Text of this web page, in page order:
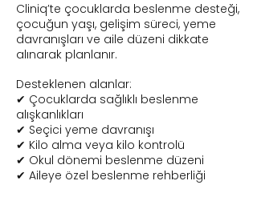
Cliniq’te çocuklarda beslenme desteği,
çocuğun yaşı, gelişim süreci, yeme
davranışları ve aile düzeni dikkate
alınarak planlanır.
Desteklenen alanlar:
✔ Çocuklarda sağlıklı beslenme
alışkanlıkları
✔ Seçici yeme davranışı
✔ Kilo alma veya kilo kontrolü
✔ Okul dönemi beslenme düzeni
✔ Aileye özel beslenme rehberliği